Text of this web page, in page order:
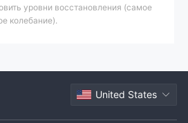
уровни восстановления (самое
колебание).
United States